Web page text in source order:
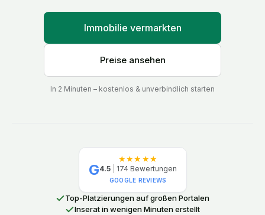
Immobilie vermarkten
Preise ansehen
In 2 Minuten – kostenlos & unverbindlich starten
G
★★★★★
4.5 174 Bewertungen
GOOGLE REVIEWS
Top-Platzierungen auf großen Portalen
Inserat in wenigen Minuten erstellt